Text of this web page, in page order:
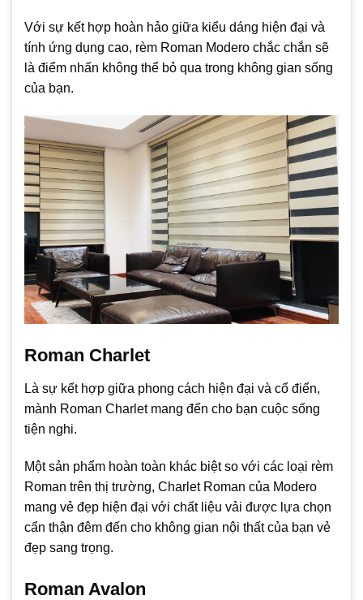
Với sự kết hợp hoàn hảo giữa kiểu dáng hiện đại và
tính ứng dụng cao, rèm Roman Modero chắc chắn sẽ
là điểm nhấn không thể bỏ qua trong không gian sống
của bạn.
Roman Charlet
Là sự kết hợp giữa phong cách hiện đại và cổ điển,
mành Roman Charlet mang đến cho bạn cuộc sống
tiện nghi.
Một sản phẩm hoàn toàn khác biệt so với các loại rèm
Roman trên thị trường, Charlet Roman của Modero
mang vẻ đẹp hiện đại với chất liệu vải được lựa chọn
cẩn thận đêm đến cho không gian nội thất của bạn vẻ
đẹp sang trọng.
Roman Avalon